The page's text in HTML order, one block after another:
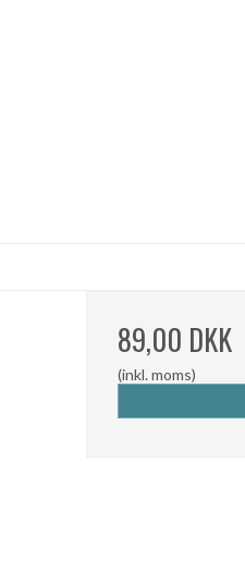
89,00 DKK
(inkl. moms)